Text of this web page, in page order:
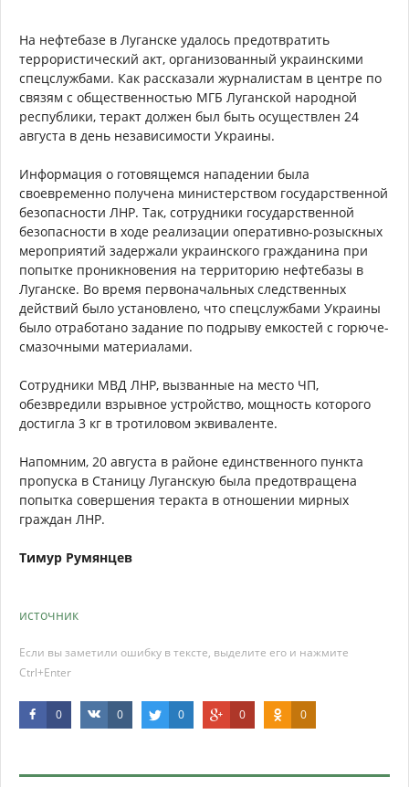
На нефтебазе в Луганске удалось предотвратить
террористический акт, организованный украинскими
спецслужбами. Как рассказали журналистам в центре по
связям с общественностью МГБ Луганской народной
республики, теракт должен был быть осуществлен 24
августа в день независимости Украины.
Информация о готовящемся нападении была
своевременно получена министерством государственной
безопасности ЛНР. Так, сотрудники государственной
безопасности в ходе реализации оперативно-розыскных
мероприятий задержали украинского гражданина при
попытке проникновения на территорию нефтебазы в
Луганске. Во время первоначальных следственных
действий было установлено, что спецслужбами Украины
было отработано задание по подрыву емкостей с горюче-
смазочными материалами.
Сотрудники МВД ЛНР, вызванные на место ЧП,
обезвредили взрывное устройство, мощность которого
достигла 3 кг в тротиловом эквиваленте.
Напомним, 20 августа в районе единственного пункта
пропуска в Станицу Луганскую была предотвращена
попытка совершения теракта в отношении мирных
граждан ЛНР.
Тимур Румянцев
источник
Если вы заметили ошибку в тексте, выделите его и нажмите
Ctrl+Enter
0 0 0 0 0